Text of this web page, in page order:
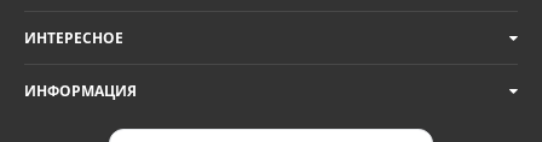
ИНТЕРЕСНОЕ
ИНФОРМАЦИЯ